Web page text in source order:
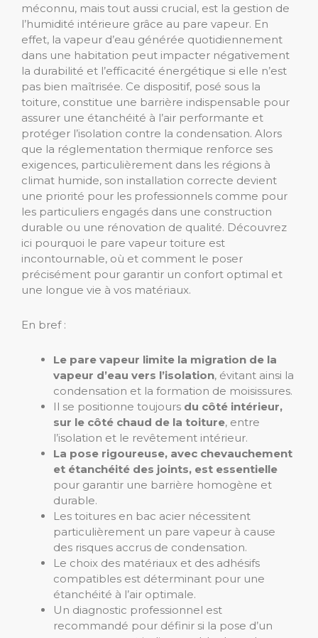
méconnu, mais tout aussi crucial, est la gestion de
l’humidité intérieure grâce au pare vapeur. En
effet, la vapeur d’eau générée quotidiennement
dans une habitation peut impacter négativement
la durabilité et l’efficacité énergétique si elle n’est
pas bien maîtrisée. Ce dispositif, posé sous la
toiture, constitue une barrière indispensable pour
assurer une étanchéité à l’air performante et
protéger l’isolation contre la condensation. Alors
que la réglementation thermique renforce ses
exigences, particulièrement dans les régions à
climat humide, son installation correcte devient
une priorité pour les professionnels comme pour
les particuliers engagés dans une construction
durable ou une rénovation de qualité. Découvrez
ici pourquoi le pare vapeur toiture est
incontournable, où et comment le poser
précisément pour garantir un confort optimal et
une longue vie à vos matériaux.
En bref :
Le pare vapeur limite la migration de la
vapeur d’eau vers l’isolation, évitant ainsi la
condensation et la formation de moisissures.
Il se positionne toujours du côté intérieur,
sur le côté chaud de la toiture, entre
l’isolation et le revêtement intérieur.
La pose rigoureuse, avec chevauchement
et étanchéité des joints, est essentielle
pour garantir une barrière homogène et
durable.
Les toitures en bac acier nécessitent
particulièrement un pare vapeur à cause
des risques accrus de condensation.
Le choix des matériaux et des adhésifs
compatibles est déterminant pour une
étanchéité à l’air optimale.
Un diagnostic professionnel est
recommandé pour définir si la pose d’un